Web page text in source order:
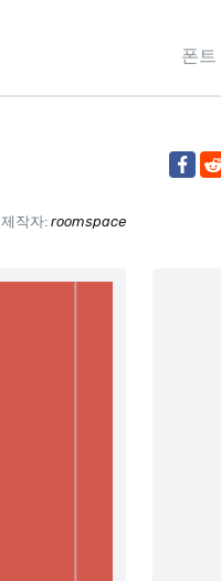
폰트
제작자: roomspace